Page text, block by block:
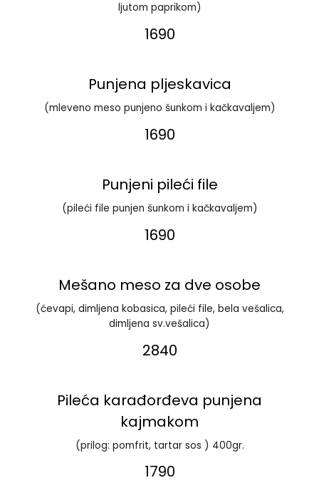
ljutom paprikom)
1690
Punjena pljeskavica
(mleveno meso punjeno šunkom i kačkavaljem)
1690
Punjeni pileći file
(pileći file punjen šunkom i kačkavaljem)
1690
Mešano meso za dve osobe
(ćevapi, dimljena kobasica, pileći file, bela vešalica,
dimljena sv.vešalica)
2840
Pileća karađorđeva punjena
kajmakom
(prilog: pomfrit, tartar sos ) 400gr.
1790